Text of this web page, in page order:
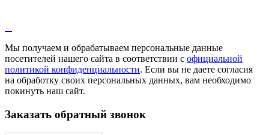
Мы получаем и обрабатываем персональные данные
посетителей нашего сайта в соответствии с официальной
политикой конфиденциальности. Если вы не даете согласия
на обработку своих персональных данных, вам необходимо
покинуть наш сайт.
Заказать обратный звонок